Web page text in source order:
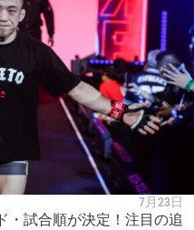
7月23日
・試合順が決定！注目の追